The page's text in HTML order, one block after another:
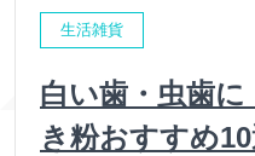
生活雑貨
白い歯・虫歯
き粉おすすめ10